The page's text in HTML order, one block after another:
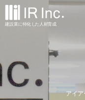
建設業に特化 した 人材育成
アイア